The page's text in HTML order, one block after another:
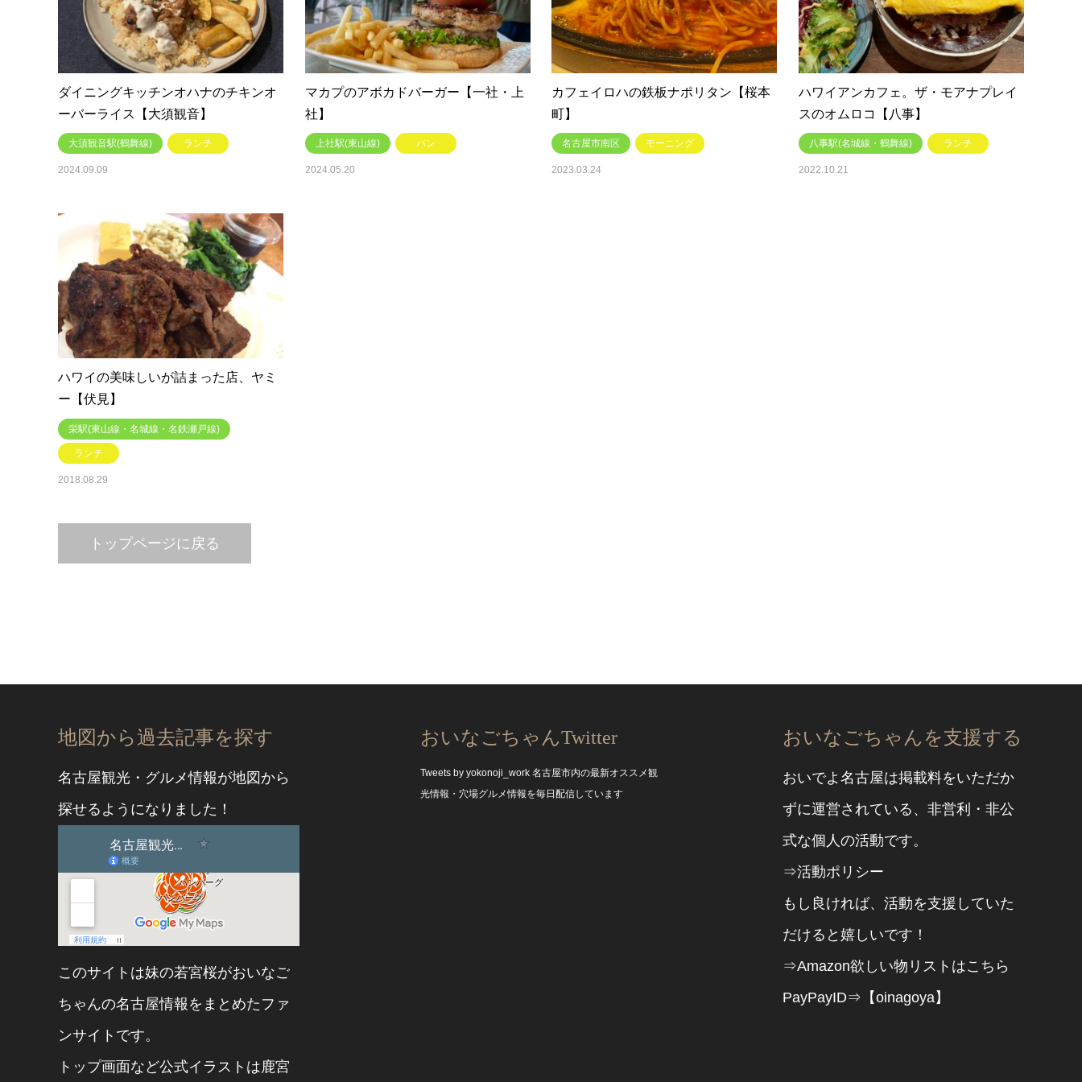
ダイニングキッチンオハナのチキンオ
ーバーライス【大須観音】
大須観音駅(鶴舞線) ランチ
2024.09.09
マカプのアボカドバーガー【一社・上
社】
上社駅(東山線) パン
2024.05.20
カフェイロハの鉄板ナポリタン【桜本
町】
名古屋市南区 モーニング
2023.03.24
ハワイアンカフェ。ザ・モアナプレイ
スのオムロコ【八事】
八事駅(名城線・鶴舞線) ランチ
2022.10.21
ハワイの美味しいが詰まった店、ヤミ
ー【伏見】
栄駅(東山線・名城線・名鉄瀬戸線)
ランチ
2018.08.29
トップページに戻る
地図から過去記事を探す
名古屋観光・グルメ情報が地図から
探せるようになりました！
このサイトは妹の若宮桜がおいなご
ちゃんの名古屋情報をまとめたファ
ンサイトです。
トップ画面など公式イラストは鹿宮
おいなごちゃんTwitter
Tweets by yokonoji_work 名古屋市内の最新オススメ観
光情報・穴場グルメ情報を毎日配信しています
おいなごちゃんを支援する
おいでよ名古屋は掲載料をいただか
ずに運営されている、非営利・非公
式な個人の活動です。
⇒活動ポリシー
もし良ければ、活動を支援していた
だけると嬉しいです！
⇒Amazon欲しい物リストはこちら
PayPayID⇒【oinagoya】